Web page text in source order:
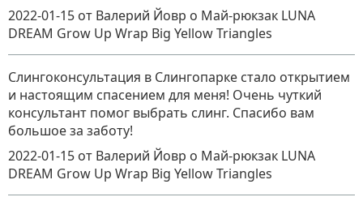
2022-01-15 от Валерий Йовр о Май-рюкзак LUNA
DREAM Grow Up Wrap Big Yellow Triangles
Слингоконсультация в Слингопарке стало открытием
и настоящим спасением для меня! Очень чуткий
консультант помог выбрать слинг. Спасибо вам
большое за заботу!
2022-01-15 от Валерий Йовр о Май-рюкзак LUNA
DREAM Grow Up Wrap Big Yellow Triangles